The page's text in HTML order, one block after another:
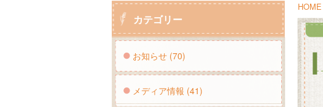
HOME
カテゴリー
お知らせ (70)
メディア情報 (41)